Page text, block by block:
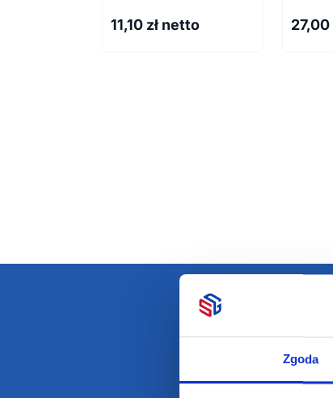
Zgoda
11,10 zł netto 27,00
Darmowa dostawa